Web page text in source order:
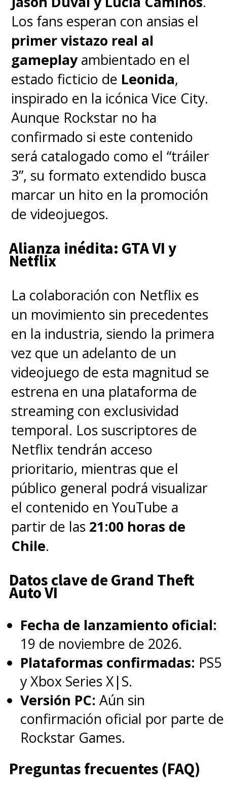
escrito por Shirin Najafi
♦ Episodio 9: "El príncipe y el
producto", escrito por Ari John
Kaplan y Eric Kaplan
♦ Episodio 10: "All The Way
Down", escrito por David X.
Cohen
El regreso en gloria y majestad
incluye a todo el elenco de
voces original, conBilly West
que interpreta a "Fry",
J. Farnsworth", yKatey Sagal, la
voz de "Leela", junto conTress
MacNeille, Maurice LaMarche,
Lauren Tom, Phil LaMarr y
David Herman.
También vuelveJohn
DiMaggio luego de queel actor
lograra cerrar un acuerdo
dar nuevamente su voz
a"Bender Doblador
Rodríguez"y otros
personajes en los nuevos
episodios.
Los fans esperan con ansias el
primer vistazo real al
gameplayambientado en el
estado ficticio de Leonida,
inspirado en la icónica Vice City.
Aunque Rockstar no ha
confirmado si este contenido
será catalogado como el “tráiler
3”, su formato extendido busca
marcar un hito en la promoción
de videojuegos.
Alianza inédita: GTA VI y
Netflix
La colaboración con Netflix es
un movimiento sin precedentes
en la industria, siendo la primera
vez que un adelanto de un
videojuego de esta magnitud se
estrena en una plataforma de
streaming con exclusividad
temporal. Los suscriptores de
Netflix tendrán acceso
prioritario, mientras que el
público general podrá visualizar
el contenido en YouTube a
partir de las 21:00 horas de
Chile.
Datos clave de Grand Theft
Auto VI
Fecha de lanzamiento oficial:
19 de noviembre de 2026.
Plataformas confirmadas: PS5
y Xbox Series X|S.
Versión PC: Aún sin
confirmación oficial por parte de
Rockstar Games.
Preguntas frecuentes (FAQ)